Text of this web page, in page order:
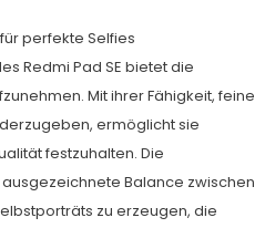
perfekte Selfies
Redmi Pad SE bietet die
Mit ihrer Fähigkeit, feine
ermöglicht sie
festzuhalten. Die
Balance zwischen
zu erzeugen, die